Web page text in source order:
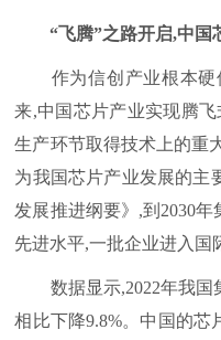
“飞腾”之路开启,中国
作为信创产业根本硬
来,中国芯片产业实现腾
生产环节取得技术上的重
为我国芯片产业发展的主
发展推进纲要》,到2030
先进水平,一批企业进入国
数据显示,2022年我国
相比下降9.8%。中国的芯